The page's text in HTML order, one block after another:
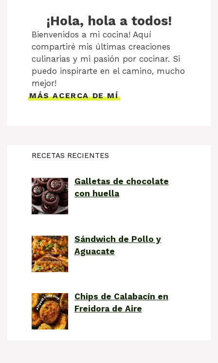
¡Hola, hola a todos!
Bienvenidos a mi cocina! Aquí
compartiré mis últimas creaciones
culinarias y mi pasión por cocinar. Si
puedo inspirarte en el camino, mucho
mejor!
MÁS ACERCA DE MÍ
RECETAS RECIENTES
Galletas de chocolate
con huella
Sándwich de Pollo y
Aguacate
Chips de Calabacín en
Freidora de Aire